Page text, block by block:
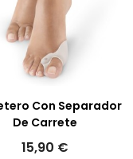
Con Separador
De Carrete
15,90 €